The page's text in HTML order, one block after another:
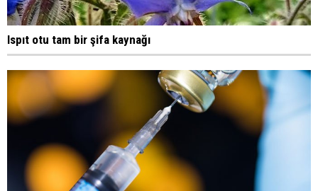
Ispıt otu tam bir şifa kaynağı